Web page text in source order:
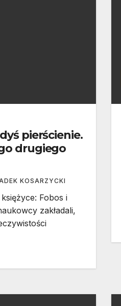
pierścienie.
drugiego
KOSARZYCKI
Fobos i
zakładali,